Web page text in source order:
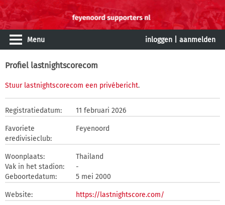
Menu inloggen aanmelden
Profiel lastnightscorecom
Stuur lastnightscorecom een privébericht.
Registratiedatum: 11 februari 2026
Favoriete
eredivisieclub:
Feyenoord
Woonplaats:
Thailand
Vak in het stadion:
-
Geboortedatum:
5 mei 2000
Website: https://lastnightscore.com/